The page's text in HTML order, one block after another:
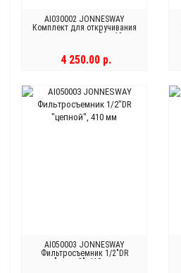
AI030002 JONNESWAY
Комплект для откручивания
масляных пробок, 12
4 250.00 р.
AI050003 JONNESWAY
Фильтросъемник 1/2"DR
"цепной", 410 мм